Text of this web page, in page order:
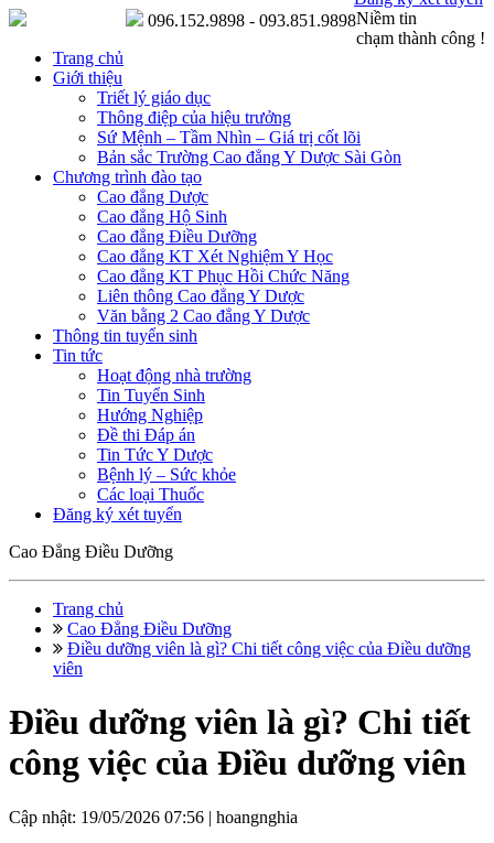
Niềm tin
chạm thành công !
096.152.9898 - 093.851.9898
Trang chủ
Giới thiệu
Triết lý giáo dục
Thông điệp của hiệu trưởng
Sứ Mệnh – Tầm Nhìn – Giá trị cốt lõi
Bản sắc Trường Cao đẳng Y Dược Sài Gòn
Chương trình đào tạo
Cao đẳng Dược
Cao đẳng Hộ Sinh
Cao đẳng Điều Dưỡng
Cao đẳng KT Xét Nghiệm Y Học
Cao đẳng KT Phục Hồi Chức Năng
Liên thông Cao đẳng Y Dược
Văn bằng 2 Cao đẳng Y Dược
Thông tin tuyển sinh
Tin tức
Hoạt động nhà trường
Tin Tuyển Sinh
Hướng Nghiệp
Đề thi Đáp án
Tin Tức Y Dược
Bệnh lý – Sức khỏe
Các loại Thuốc
Đăng ký xét tuyển
Cao Đẳng Điều Dưỡng
Trang chủ
Cao Đẳng Điều Dưỡng
Điều dưỡng viên là gì? Chi tiết công việc của Điều dưỡng
viên
Điều dưỡng viên là gì? Chi tiết
công việc của Điều dưỡng viên
Cập nhật: 19/05/2026 07:56 | hoangnghia